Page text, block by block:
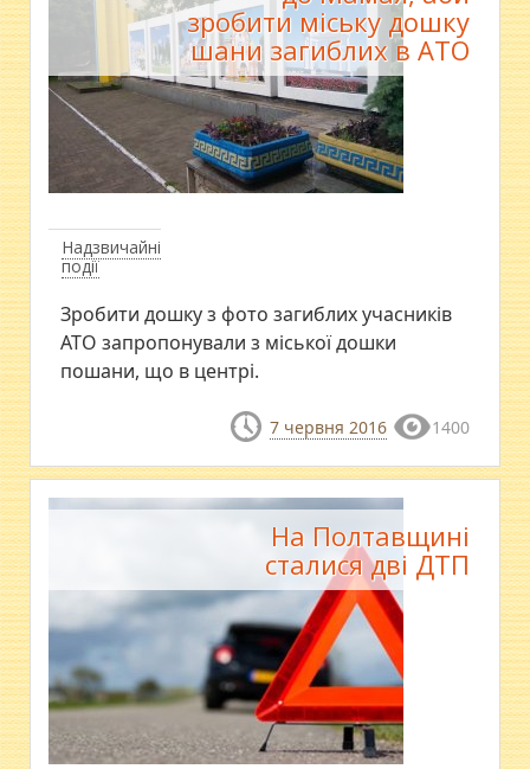
Надзвичайні
події
зробити міську дошку
шани загиблих в АТО
Зробити дошку з фото загиблих учасників
АТО запропонували з міської дошки
пошани, що в центрі.
7 червня 2016 1400
На Полтавщині
сталися дві ДТП